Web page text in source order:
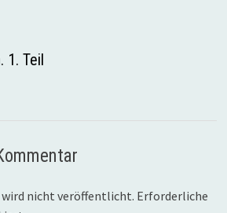
1. Teil
wird nicht veröffentlicht. Erforderliche